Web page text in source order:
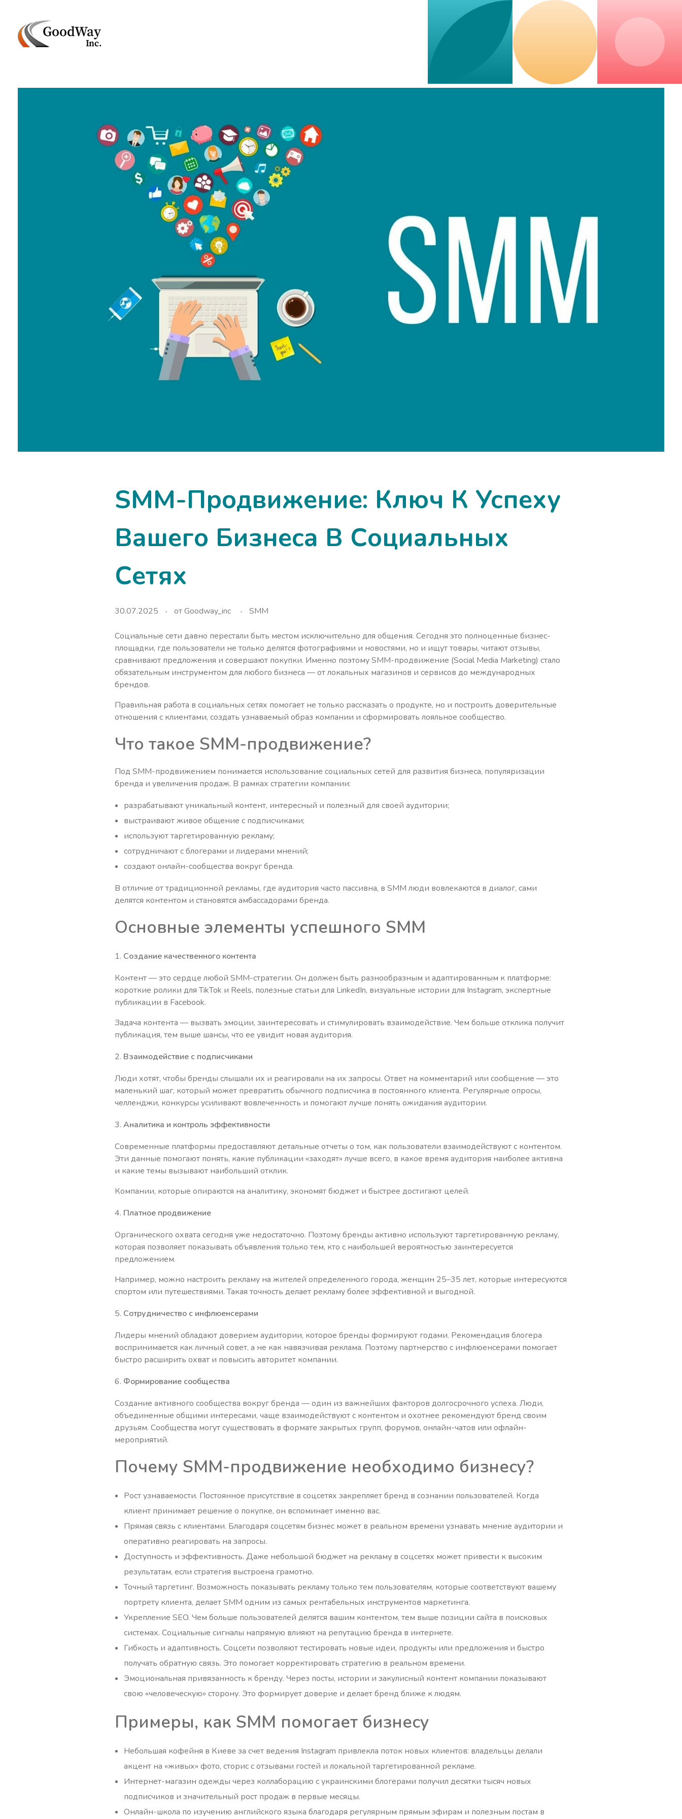
SMM-Продвижение: Ключ К Успеху
Вашего Бизнеса В Социальных
Сетях
30.07.2025 отGoodway_inc SMM
Социальные сети давно перестали быть местом исключительно для общения. Сегодня это полноценные бизнес-
площадки, где пользователи не только делятся фотографиями и новостями, но и ищут товары, читают отзывы,
сравнивают предложения и совершают покупки. Именно поэтому SMM-продвижение (Social Media Marketing) стало
обязательным инструментом для любого бизнеса — от локальных магазинов и сервисов до международных
брендов.
Правильная работа в социальных сетях помогает не только рассказать о продукте, но и построить доверительные
отношения с клиентами, создать узнаваемый образ компании и сформировать лояльное сообщество.
Что такое SMM-продвижение?
Под SMM-продвижением понимается использование социальных сетей для развития бизнеса, популяризации
бренда и увеличения продаж. В рамках стратегии компании:
разрабатывают уникальный контент, интересный и полезный для своей аудитории;
выстраивают живое общение с подписчиками;
используют таргетированную рекламу;
сотрудничают с блогерами и лидерами мнений;
создают онлайн-сообщества вокруг бренда.
В отличие от традиционной рекламы, где аудитория часто пассивна, в SMM люди вовлекаются в диалог, сами
делятся контентом и становятся амбассадорами бренда.
Основные элементы успешного SMM
Создание качественного контента
Контент — это сердце любой SMM-стратегии. Он должен быть разнообразным и адаптированным к платформе:
короткие ролики для TikTok и Reels, полезные статьи для LinkedIn, визуальные истории для Instagram, экспертные
публикации в Facebook.
Задача контента — вызвать эмоции, заинтересовать и стимулировать взаимодействие. Чем больше отклика получит
публикация, тем выше шансы, что ее увидит новая аудитория.
Взаимодействие с подписчиками
Люди хотят, чтобы бренды слышали их и реагировали на их запросы. Ответ на комментарий или сообщение — это
маленький шаг, который может превратить обычного подписчика в постоянного клиента. Регулярные опросы,
челленджи, конкурсы усиливают вовлеченность и помогают лучше понять ожидания аудитории.
Аналитика и контроль эффективности
Современные платформы предоставляют детальные отчеты о том, как пользователи взаимодействуют с контентом.
Эти данные помогают понять, какие публикации «заходят» лучше всего, в какое время аудитория наиболее активна
и какие темы вызывают наибольший отклик.
Компании, которые опираются на аналитику, экономят бюджет и быстрее достигают целей.
Платное продвижение
Органического охвата сегодня уже недостаточно. Поэтому бренды активно используют таргетированную рекламу,
которая позволяет показывать объявления только тем, кто с наибольшей вероятностью заинтересуется
предложением.
Например, можно настроить рекламу на жителей определенного города, женщин 25–35 лет, которые интересуются
спортом или путешествиями. Такая точность делает рекламу более эффективной и выгодной.
Сотрудничество с инфлюенсерами
Лидеры мнений обладают доверием аудитории, которое бренды формируют годами. Рекомендация блогера
воспринимается как личный совет, а не как навязчивая реклама. Поэтому партнерство с инфлюенсерами помогает
быстро расширить охват и повысить авторитет компании.
Формирование сообщества
Создание активного сообщества вокруг бренда — один из важнейших факторов долгосрочного успеха. Люди,
объединенные общими интересами, чаще взаимодействуют с контентом и охотнее рекомендуют бренд своим
друзьям. Сообщества могут существовать в формате закрытых групп, форумов, онлайн-чатов или офлайн-
мероприятий.
Почему SMM-продвижение необходимо бизнесу?
Рост узнаваемости. Постоянное присутствие в соцсетях закрепляет бренд в сознании пользователей. Когда
клиент принимает решение о покупке, он вспоминает именно вас.
Прямая связь с клиентами. Благодаря соцсетям бизнес может в реальном времени узнавать мнение аудитории и
оперативно реагировать на запросы.
Доступность и эффективность. Даже небольшой бюджет на рекламу в соцсетях может привести к высоким
результатам, если стратегия выстроена грамотно.
Точный таргетинг. Возможность показывать рекламу только тем пользователям, которые соответствуют вашему
портрету клиента, делает SMM одним из самых рентабельных инструментов маркетинга.
Укрепление SEO. Чем больше пользователей делятся вашим контентом, тем выше позиции сайта в поисковых
системах. Социальные сигналы напрямую влияют на репутацию бренда в интернете.
Гибкость и адаптивность. Соцсети позволяют тестировать новые идеи, продукты или предложения и быстро
получать обратную связь. Это помогает корректировать стратегию в реальном времени.
Эмоциональная привязанность к бренду. Через посты, истории и закулисный контент компании показывают
свою «человеческую» сторону. Это формирует доверие и делает бренд ближе к людям.
Примеры, как SMM помогает бизнесу
Небольшая кофейня в Киеве за счет ведения Instagram привлекла поток новых клиентов: владельцы делали
акцент на «живых» фото, сторис с отзывами гостей и локальной таргетированной рекламе.
Интернет-магазин одежды через коллаборацию с украинскими блогерами получил десятки тысяч новых
подписчиков и значительный рост продаж в первые месяцы.
Онлайн-школа по изучению английского языка благодаря регулярным прямым эфирам и полезным постам в